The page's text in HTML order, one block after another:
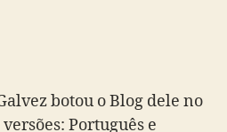
botou o Blog dele no
Português e